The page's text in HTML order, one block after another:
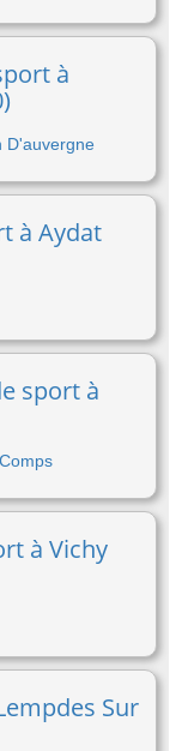
à
D'auvergne
à Aydat
sport à
à Vichy
Sur